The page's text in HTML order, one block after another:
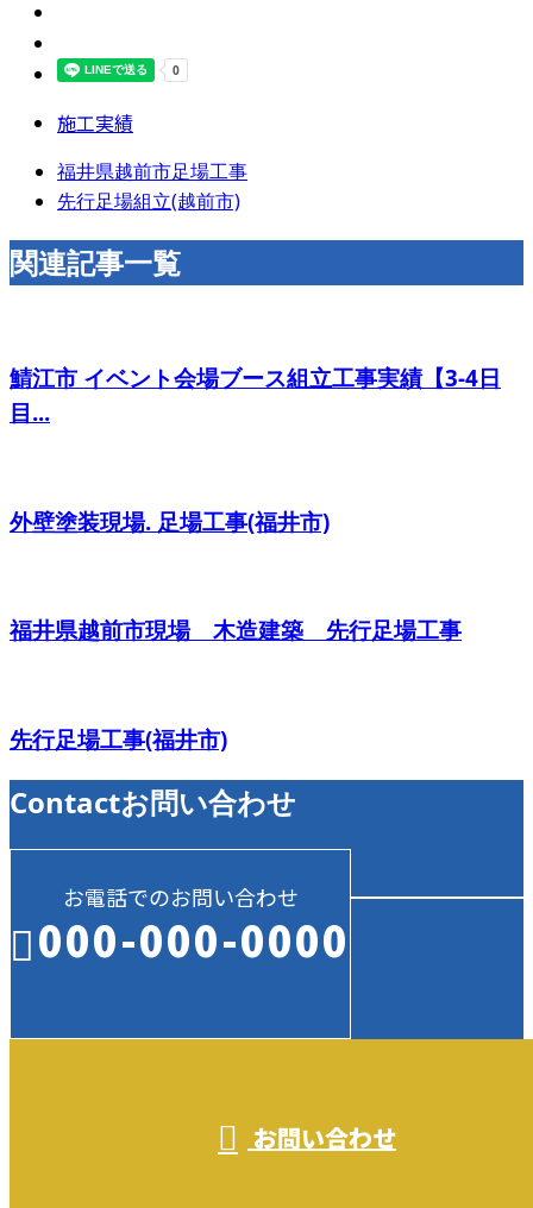
施工実績
福井県越前市足場工事
先行足場組立(越前市)
関連記事一覧
鯖江市 イベント会場ブース組立工事実績【3-4日
目...
外壁塗装現場. 足場工事(福井市)
福井県越前市現場 木造建築 先行足場工事
先行足場工事(福井市)
Contactお問い合わせ
お電話でのお問い合わせ
000-000-0000
お問い合わせ